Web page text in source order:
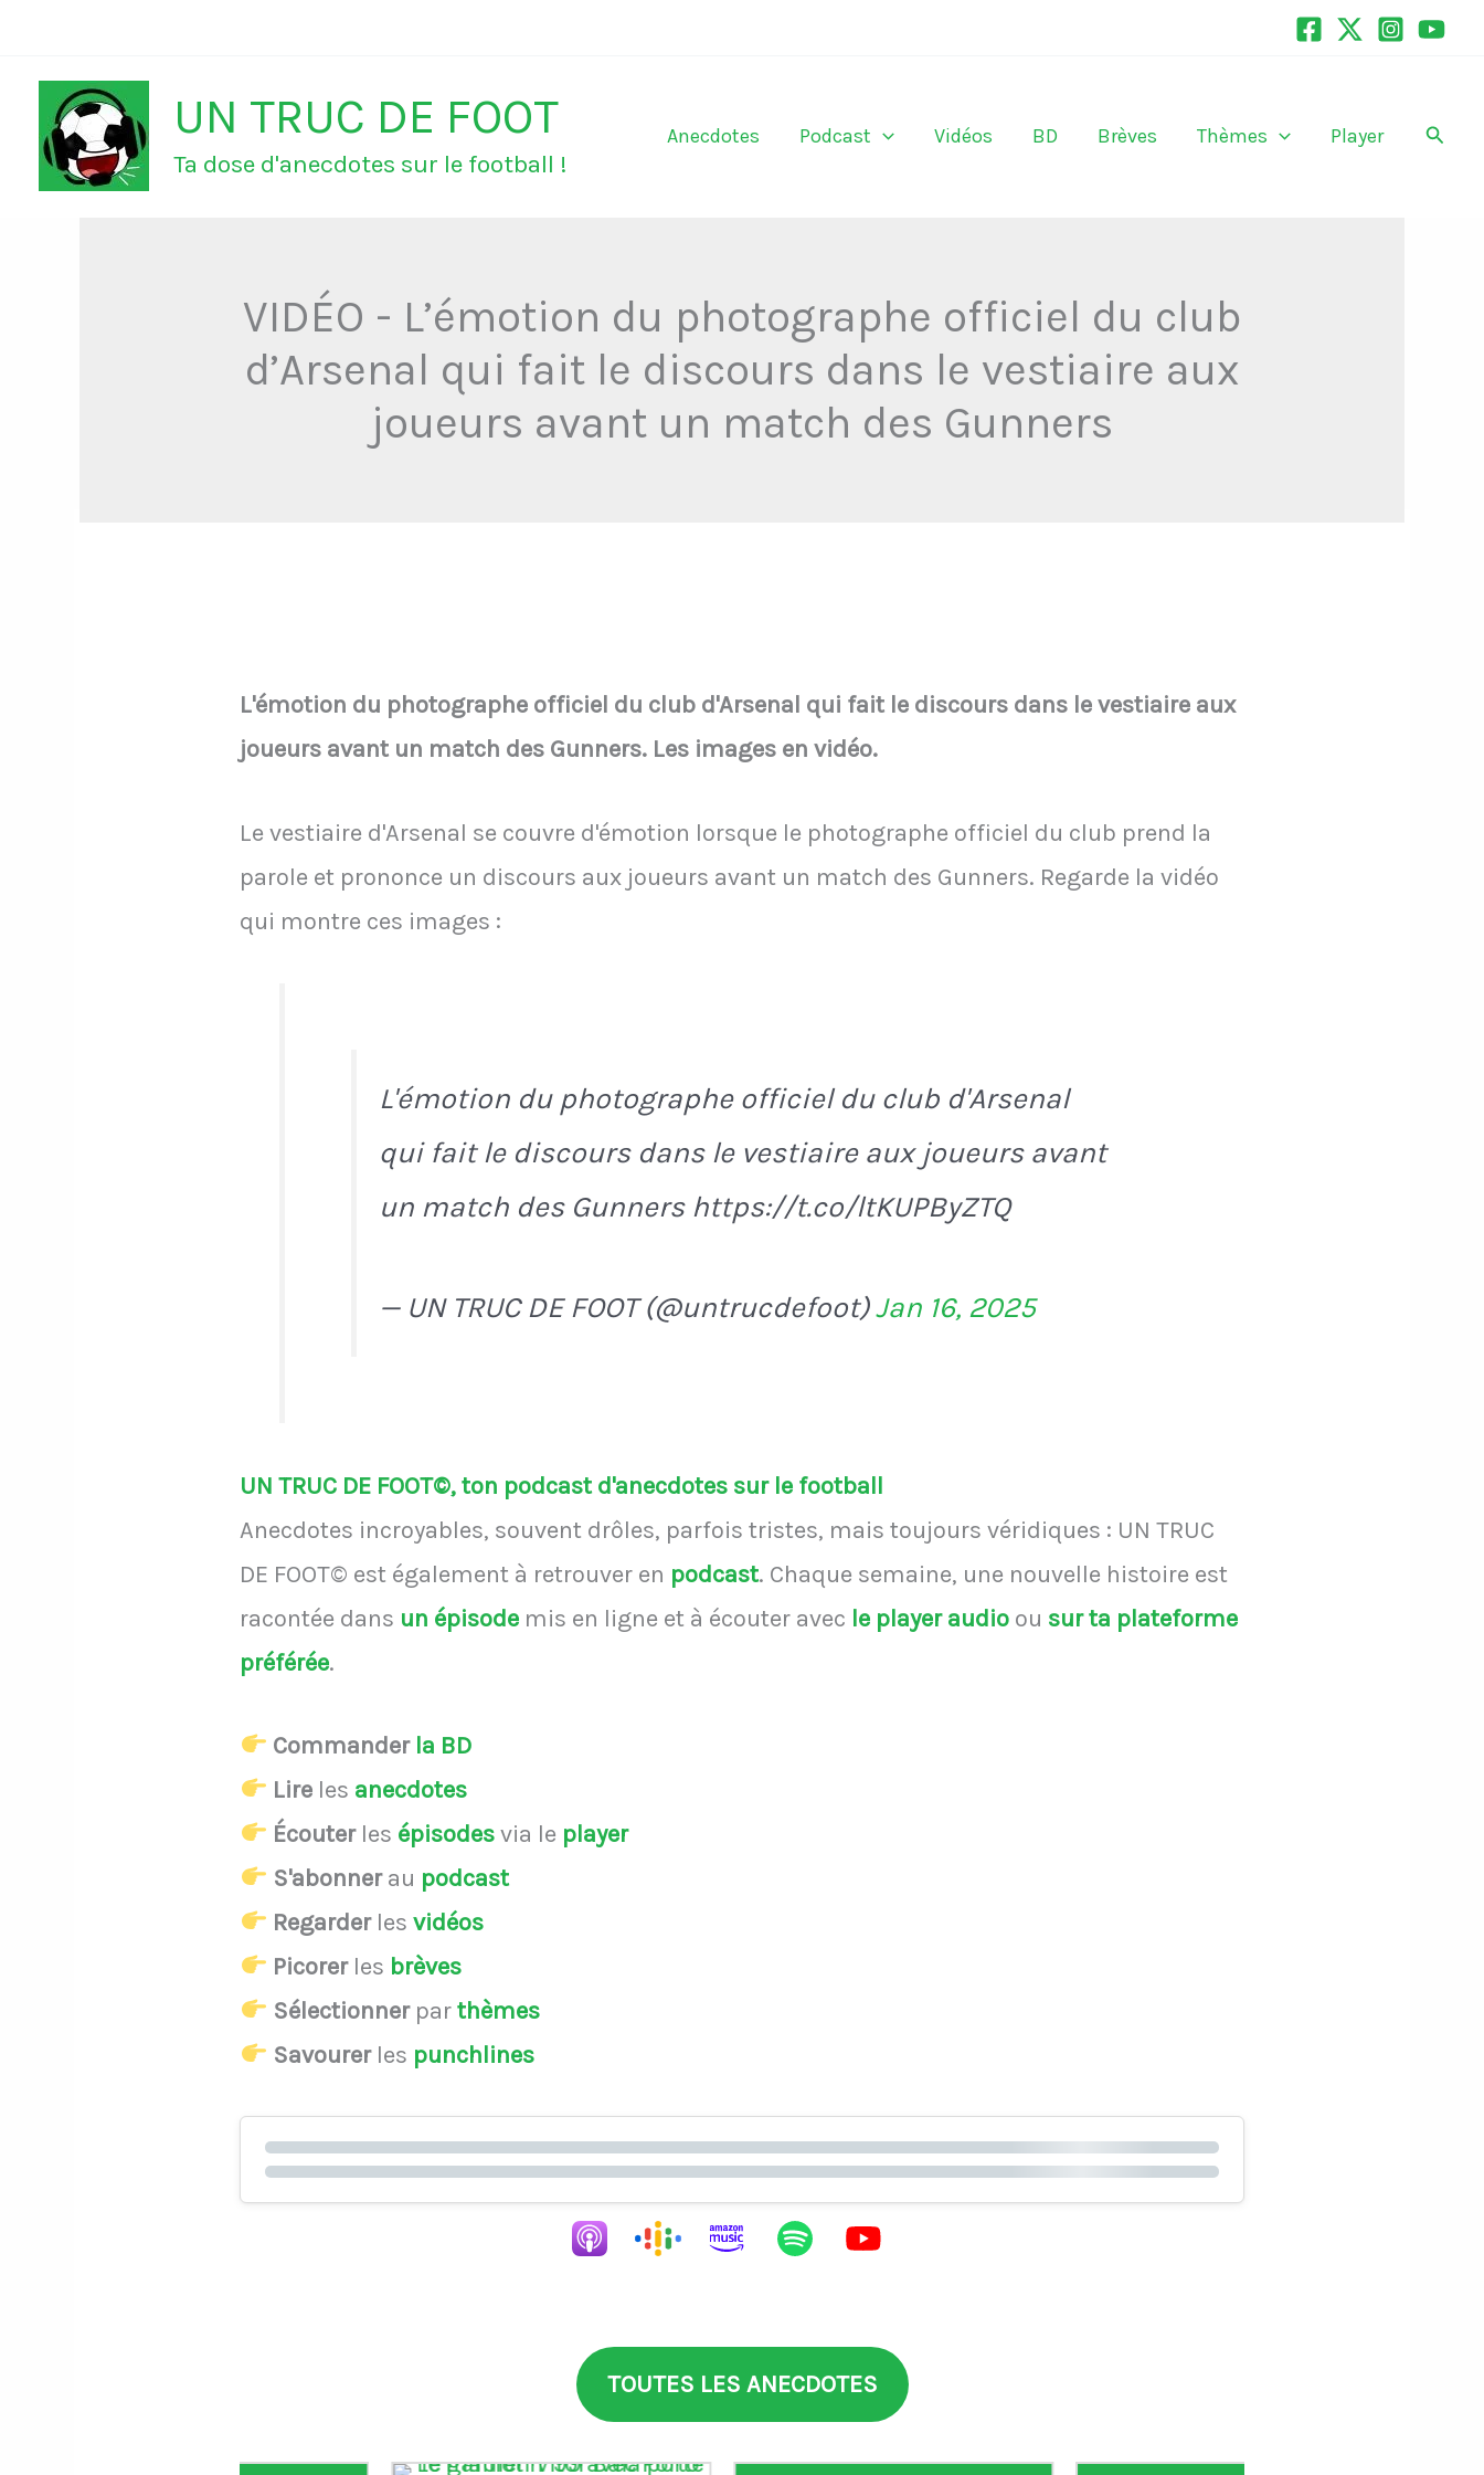
contenu
UN TRUC DE FOOT
Ta dose d'anecdotes sur le football !
Anecdotes Podcast Vidéos BD Brèves Thèmes Player
VIDÉO - L’émotion du photographe officiel du club
d’Arsenal qui fait le discours dans le vestiaire aux
joueurs avant un match des Gunners
L'émotion du photographe officiel du club d'Arsenal qui fait le discours dans le vestiaire aux
joueurs avant un match des Gunners. Les images en vidéo.
Le vestiaire d'Arsenal se couvre d'émotion lorsque le photographe officiel du club prend la
parole et prononce un discours aux joueurs avant un match des Gunners. Regarde la vidéo
qui montre ces images :
L'émotion du photographe officiel du club d'Arsenal
qui fait le discours dans le vestiaire aux joueurs avant
un match des Gunners https://t.co/ltKUPByZTQ
— UN TRUC DE FOOT (@untrucdefoot)Jan 16, 2025
UN TRUC DE FOOT©, ton podcast d'anecdotes sur le football
Anecdotes incroyables, souvent drôles, parfois tristes, mais toujours véridiques : UN TRUC
DE FOOT© est également à retrouver en podcast. Chaque semaine, une nouvelle histoire est
racontée dans un épisode mis en ligne et à écouter avec le player audio ou sur ta plateforme
préférée.
Commander la BD
Lire les anecdotes
Écouterles épisodesvia le player
S'abonnerau podcast
Regarderlesvidéos
Picorerles brèves
Sélectionnerparthèmes
Savourerles punchlines
TOUTES LES ANECDOTES